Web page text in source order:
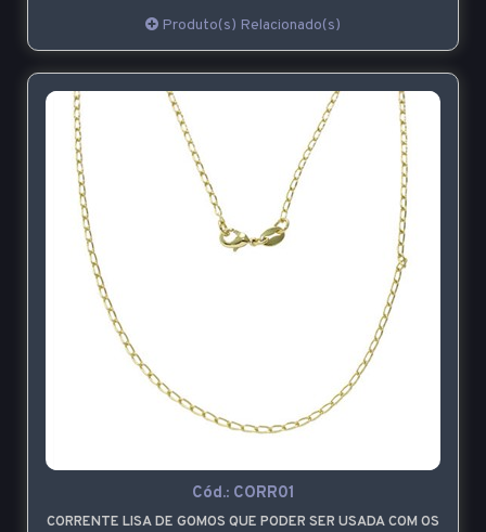
Produto(s) Relacionado(s)
Cód.: CORR01
CORRENTE LISA DE GOMOS QUE PODER SER USADA COM OS